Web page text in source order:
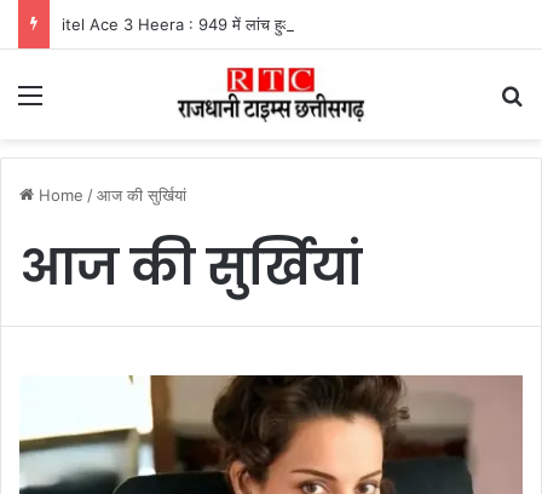
Menu
Home /आज की सुर्खियां
आज की सुर्खियां